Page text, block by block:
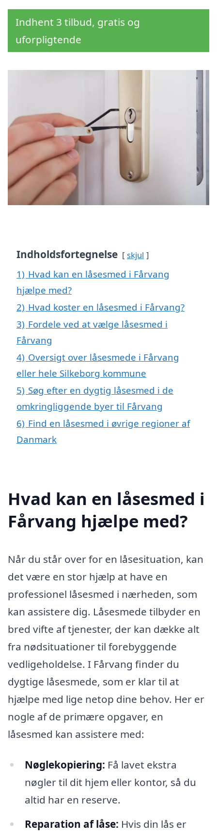
Indhent 3 tilbud, gratis og
uforpligtende
Indholdsfortegnelse skjul
1) Hvad kan en låsesmed i Fårvang
hjælpe med?
2) Hvad koster en låsesmed i Fårvang?
3) Fordele ved at vælge låsesmed i
Fårvang
4) Oversigt over låsesmede i Fårvang
eller hele Silkeborg kommune
5) Søg efter en dygtig låsesmed i de
omkringliggende byer til Fårvang
6) Find en låsesmed i øvrige regioner af
Danmark
Hvad kan en låsesmed i
Fårvang hjælpe med?
Når du står over for en låsesituation, kan
det være en stor hjælp at have en
professionel låsesmed i nærheden, som
kan assistere dig. Låsesmede tilbyder en
bred vifte af tjenester, der kan dække alt
fra nødsituationer til forebyggende
vedligeholdelse. I Fårvang finder du
dygtige låsesmede, som er klar til at
hjælpe med lige netop dine behov. Her er
nogle af de primære opgaver, en
låsesmed kan assistere med:
Nøglekopiering: Få lavet ekstra
nøgler til dit hjem eller kontor, så du
altid har en reserve.
Reparation af låse: Hvis din lås er